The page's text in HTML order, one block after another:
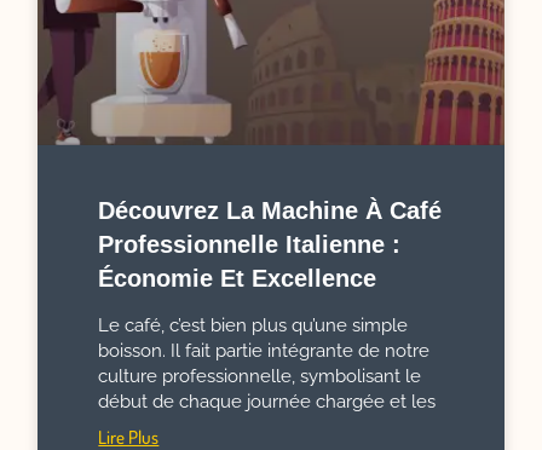
Découvrez La Machine À Café
Professionnelle Italienne :
Économie Et Excellence
Le café, c’est bien plus qu’une simple
boisson. Il fait partie intégrante de notre
culture professionnelle, symbolisant le
début de chaque journée chargée et les
Lire Plus